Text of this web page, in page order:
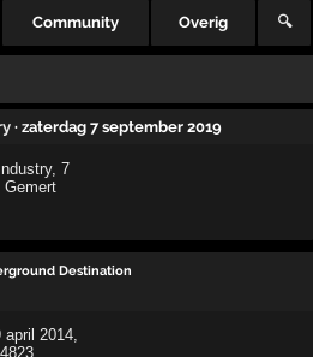
Community Overig 🔍
· zaterdag 7 september 2019
Destination